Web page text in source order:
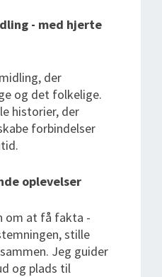
- med hjerte
der
og det folkelige.
historier, der
forbindelser
oplevelser
om at få fakta -
stille
Jeg guider
og plads til